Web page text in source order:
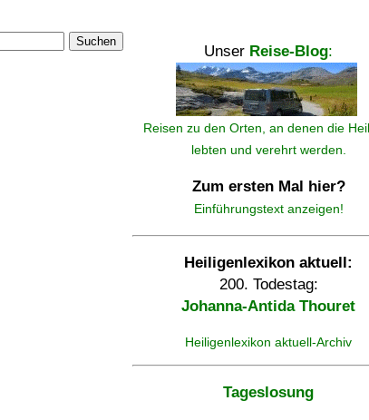
Suchen
Unser Reise-Blog:
Reisen zu den Orten, an denen die
lebten und verehrt werden.
Zum ersten Mal hier?
Einführungstext anzeigen!
Heiligenlexikon aktuell:
200. Todestag:
Johanna-Antida Thouret
Heiligenlexikon aktuell-Archiv
Tageslosung